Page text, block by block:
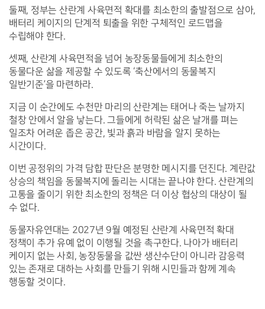
둘째, 정부는 산란계 사육면적 확대를 최소한의 출발점으로 삼아,
배터리 케이지의 단계적 퇴출을 위한 구체적인 로드맵을
수립해야 한다.
셋째, 산란계 사육면적을 넘어 농장동물들에게 최소한의
동물다운 삶을 제공할 수 있도록 ‘축산에서의 동물복지
일반기준’을 마련하라.
지금 이 순간에도 수천만 마리의 산란계는 태어나 죽는 날까지
철창 안에서 알을 낳는다. 그들에게 허락된 삶은 날개를 펴는
일조차 어려운 좁은 공간, 빛과 흙과 바람을 알지 못하는
시간이다.
이번 공정위의 가격 담합 판단은 분명한 메시지를 던진다. 계란값
상승의 책임을 동물복지에 돌리는 시대는 끝나야 한다. 산란계의
고통을 줄이기 위한 최소한의 정책은 더 이상 협상의 대상이 될
수 없다.
동물자유연대는 2027년 9월 예정된 산란계 사육면적 확대
정책이 추가 유예 없이 이행될 것을 촉구한다. 나아가 배터리
케이지 없는 사회, 농장동물을 값싼 생산수단이 아니라 감응력
있는 존재로 대하는 사회를 만들기 위해 시민들과 함께 계속
행동할 것이다.